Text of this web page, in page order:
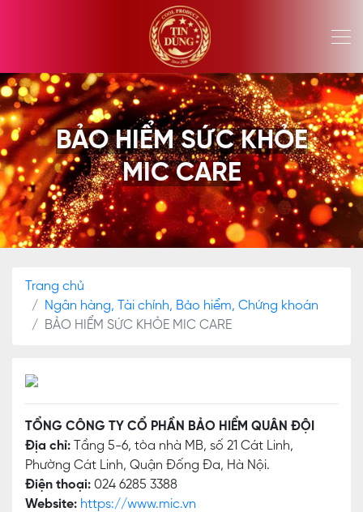
BẢO HIỂM SỨC KHỎE
MIC CARE
Trang chủ
Ngân hàng, Tài chính, Bảo hiểm, Chứng khoán
BẢO HIỂM SỨC KHỎE MIC CARE
TỔNG CÔNG TY CỔ PHẦN BẢO HIỂM QUÂN ĐỘI
Địa chỉ: Tầng 5-6, tòa nhà MB, số 21 Cát Linh,
Phường Cát Linh, Quận Đống Đa, Hà Nội.
Điện thoại: 024 6285 3388
Website: https://www.mic.vn